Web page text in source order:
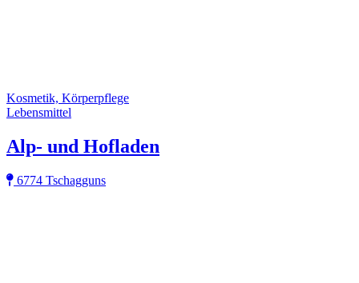
Kosmetik, Körperpflege
Lebensmittel
Alp- und Hofladen
6774 Tschagguns